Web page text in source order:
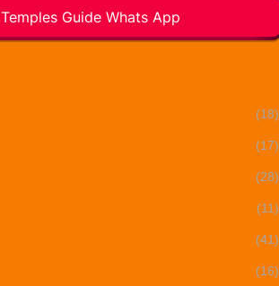
Temples Guide Whats App
(18)
(17)
(28)
(11)
(41)
(16)